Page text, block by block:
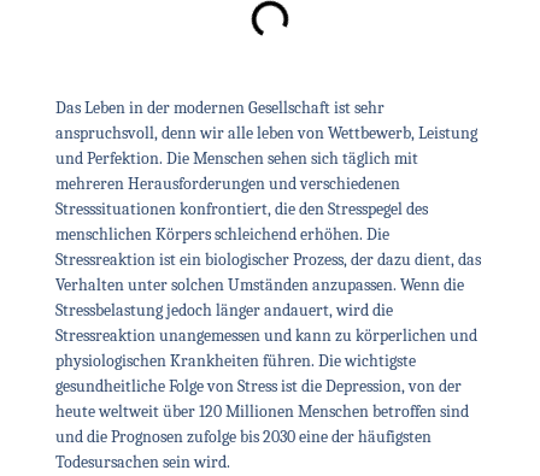
Das Leben in der modernen Gesellschaft ist sehr
anspruchsvoll, denn wir alle leben von Wettbewerb, Leistung
und Perfektion. Die Menschen sehen sich täglich mit
mehreren Herausforderungen und verschiedenen
Stresssituationen konfrontiert, die den Stresspegel des
menschlichen Körpers schleichend erhöhen. Die
Stressreaktion ist ein biologischer Prozess, der dazu dient, das
Verhalten unter solchen Umständen anzupassen. Wenn die
Stressbelastung jedoch länger andauert, wird die
Stressreaktion unangemessen und kann zu körperlichen und
physiologischen Krankheiten führen. Die wichtigste
gesundheitliche Folge von Stress ist die Depression, von der
heute weltweit über 120 Millionen Menschen betroffen sind
und die Prognosen zufolge bis 2030 eine der häufigsten
Todesursachen sein wird.